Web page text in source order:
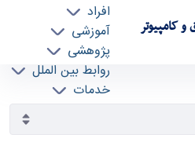
کامپیوتر
افراد
آموزشی
پژوهشی
روابط بین الملل
خدمات
آرشیو اطلاعیه ها - ece- دانشکده مهندسی برق و